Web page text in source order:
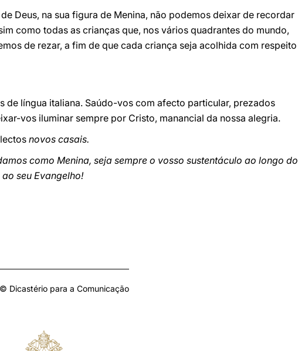
Deus, na sua figura de Menina, não podemos deixar de recordar
como todas as crianças que, nos vários quadrantes do mundo,
de rezar, a fim de que cada criança seja acolhida com respeito
língua italiana. Saúdo-vos com afecto particular, prezados
vos iluminar sempre por Cristo, manancial da nossa alegria.
novos casais.
como Menina, seja sempre o vosso sustentáculo ao longo do
seu Evangelho!
Dicastério para a Comunicação